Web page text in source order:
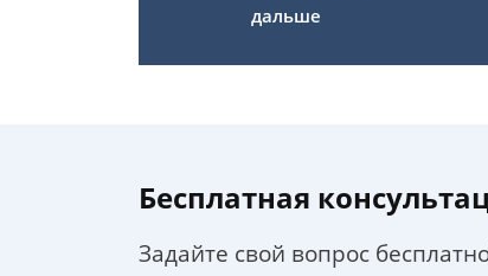
дальше
Бесплатная
Задайте свой вопрос